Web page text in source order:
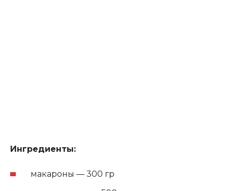
Ингредиенты:
макароны — 300 гр